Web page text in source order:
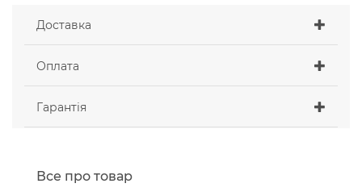
Доставка
Оплата
Гарантія
Все про товар